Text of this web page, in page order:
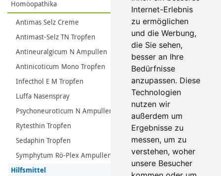
Internet-Erlebnis
zu ermöglichen
und die Werbung,
die Sie sehen,
besser an Ihre
Bedürfnisse
anzupassen. Diese
Technologien
nutzen wir
außerdem um
Ergebnisse zu
messen, um zu
verstehen, woher
unsere Besucher
Homöopathika
Antimas Selz Creme
Antimast-Selz TN Tropfen
Antineuralgicum N Ampullen
Antinicoticum Mono Tropfen
Infecthol E M Tropfen
Luffa Nasenspray
Psychoneuroticum N Ampullen
Rytesthin Tropfen
Sedaphin Tropfen
Symphytum Rö-Plex Ampullen
Hilfsmittel